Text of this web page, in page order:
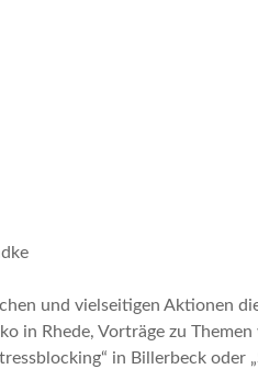
und vielseitigen Aktionen
in Rhede, Vorträge zu
in Billerbeck oder